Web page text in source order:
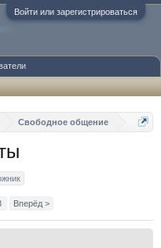
Войти или зарегистрироваться
Свободное общение
Вперёд >